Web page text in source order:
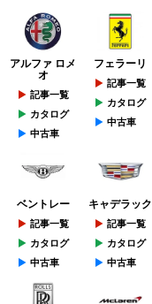
アルファ ロメ
オ
記事一覧
カタログ
中古車
フェラーリ
記事一覧
カタログ
中古車
ベントレー
記事一覧
カタログ
中古車
キャデラック
記事一覧
カタログ
中古車